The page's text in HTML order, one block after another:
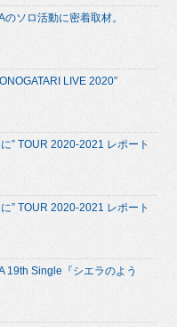
ソロ活動に密着取材。
LIVE 2020”
” TOUR 2020-2021 レポート
” TOUR 2020-2021 レポート
19th Single『シエラのよう